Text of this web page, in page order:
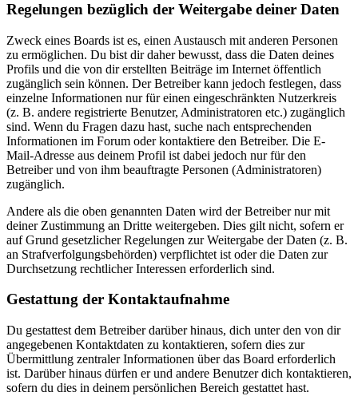
Regelungen bezüglich der Weitergabe deiner Daten
Zweck eines Boards ist es, einen Austausch mit anderen Personen
zu ermöglichen. Du bist dir daher bewusst, dass die Daten deines
Profils und die von dir erstellten Beiträge im Internet öffentlich
zugänglich sein können. Der Betreiber kann jedoch festlegen, dass
einzelne Informationen nur für einen eingeschränkten Nutzerkreis
(z. B. andere registrierte Benutzer, Administratoren etc.) zugänglich
sind. Wenn du Fragen dazu hast, suche nach entsprechenden
Informationen im Forum oder kontaktiere den Betreiber. Die E-
Mail-Adresse aus deinem Profil ist dabei jedoch nur für den
Betreiber und von ihm beauftragte Personen (Administratoren)
zugänglich.
Andere als die oben genannten Daten wird der Betreiber nur mit
deiner Zustimmung an Dritte weitergeben. Dies gilt nicht, sofern er
auf Grund gesetzlicher Regelungen zur Weitergabe der Daten (z. B.
an Strafverfolgungsbehörden) verpflichtet ist oder die Daten zur
Durchsetzung rechtlicher Interessen erforderlich sind.
Gestattung der Kontaktaufnahme
Du gestattest dem Betreiber darüber hinaus, dich unter den von dir
angegebenen Kontaktdaten zu kontaktieren, sofern dies zur
Übermittlung zentraler Informationen über das Board erforderlich
ist. Darüber hinaus dürfen er und andere Benutzer dich kontaktieren,
sofern du dies in deinem persönlichen Bereich gestattet hast.